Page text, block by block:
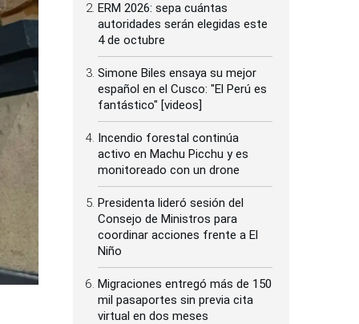
ERM 2026: sepa cuántas
autoridades serán elegidas este
4 de octubre
Simone Biles ensaya su mejor
español en el Cusco: "El Perú es
fantástico" [videos]
Incendio forestal continúa
activo en Machu Picchu y es
monitoreado con un drone
Presidenta lideró sesión del
Consejo de Ministros para
coordinar acciones frente a El
Niño
Migraciones entregó más de 150
mil pasaportes sin previa cita
virtual en dos meses